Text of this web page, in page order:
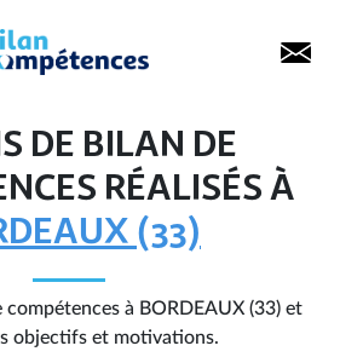
DE BILAN DE
RÉALISÉS À
(33)
compétences à BORDEAUX (33) et
objectifs et motivations.